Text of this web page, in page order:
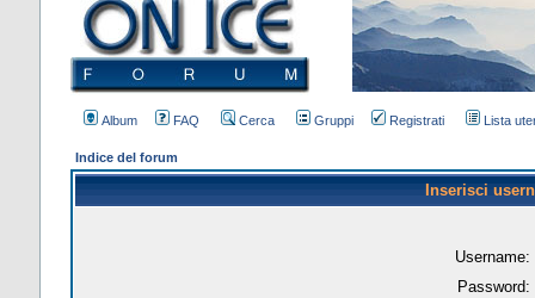
Album FAQ Cerca Gruppi Registrati Lista
Indice del forum
Inserisci
Username:
Password: